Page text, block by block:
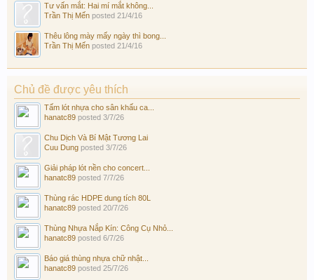
Tư vấn mắt: Hai mí mắt không...
Trần Thị Mến posted 21/4/16
Thêu lông mày mấy ngày thì bong...
Trần Thị Mến posted 21/4/16
Chủ đề được yêu thích
Tấm lót nhựa cho sân khấu ca...
hanatc89 posted 3/7/26
Chu Dịch Và Bí Mật Tương Lai
Cuu Dung posted 3/7/26
Giải pháp lót nền cho concert...
hanatc89 posted 7/7/26
Thùng rác HDPE dung tích 80L
hanatc89 posted 20/7/26
Thùng Nhựa Nắp Kín: Công Cụ Nhỏ...
hanatc89 posted 6/7/26
Báo giá thùng nhựa chữ nhật...
hanatc89 posted 25/7/26